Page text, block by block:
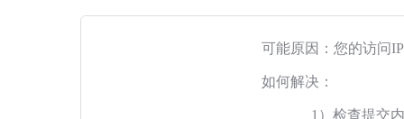
可能原因：您的访问
如何解决：
1）检查提交